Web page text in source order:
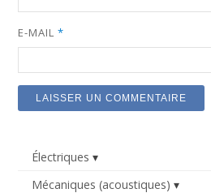
Électriques
Mécaniques (acoustiques)
E-MAIL*